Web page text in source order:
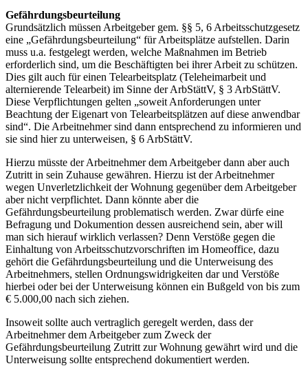
Gefährdungsbeurteilung
Grundsätzlich müssen Arbeitgeber gem. §§ 5, 6 Arbeitsschutzgesetz
eine „Gefährdungsbeurteilung“ für Arbeitsplätze aufstellen. Darin
muss u.a. festgelegt werden, welche Maßnahmen im Betrieb
erforderlich sind, um die Beschäftigten bei ihrer Arbeit zu schützen.
Dies gilt auch für einen Telearbeitsplatz (Teleheimarbeit und
alternierende Telearbeit) im Sinne der ArbStättV, § 3 ArbStättV.
Diese Verpflichtungen gelten „soweit Anforderungen unter
Beachtung der Eigenart von Telearbeitsplätzen auf diese anwendbar
sind“. Die Arbeitnehmer sind dann entsprechend zu informieren und
sie sind hier zu unterweisen, § 6 ArbStättV.
Hierzu müsste der Arbeitnehmer dem Arbeitgeber dann aber auch
Zutritt in sein Zuhause gewähren. Hierzu ist der Arbeitnehmer
wegen Unverletzlichkeit der Wohnung gegenüber dem Arbeitgeber
aber nicht verpflichtet. Dann könnte aber die
Gefährdungsbeurteilung problematisch werden. Zwar dürfe eine
Befragung und Dokumention dessen ausreichend sein, aber will
man sich hierauf wirklich verlassen? Denn Verstöße gegen die
Einhaltung von Arbeitsschutzvorschriften im Homeoffice, dazu
gehört die Gefährdungsbeurteilung und die Unterweisung des
Arbeitnehmers, stellen Ordnungswidrigkeiten dar und Verstöße
hierbei oder bei der Unterweisung können ein Bußgeld von bis zum
€ 5.000,00 nach sich ziehen.
Insoweit sollte auch vertraglich geregelt werden, dass der
Arbeitnehmer dem Arbeitgeber zum Zweck der
Gefährdungsbeurteilung Zutritt zur Wohnung gewährt wird und die
Unterweisung sollte entsprechend dokumentiert werden.